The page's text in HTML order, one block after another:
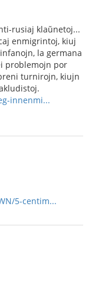
rusiaj klaŭnetoj...
enmigrintoj, kiuj
la germana
problemojn por
turnirojn, kiujn
innenmi...
5-centim...